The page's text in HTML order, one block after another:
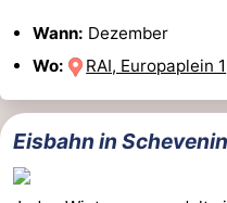
Wann: Dezember
Wo:
RAI, Europaplein 1
Eisbahn in